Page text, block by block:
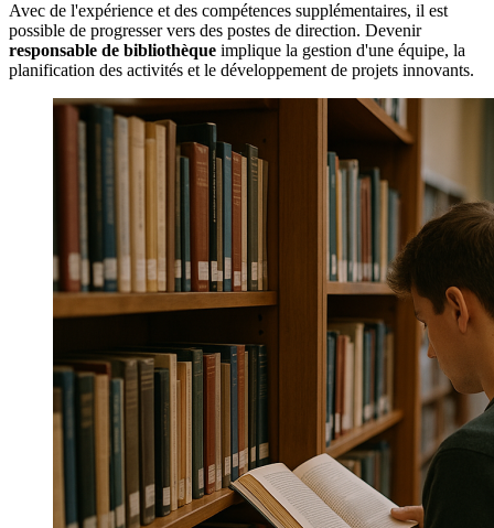
Avec de l'expérience et des compétences supplémentaires, il est
possible de progresser vers des postes de direction. Devenir
responsable de bibliothèque implique la gestion d'une équipe, la
planification des activités et le développement de projets innovants.